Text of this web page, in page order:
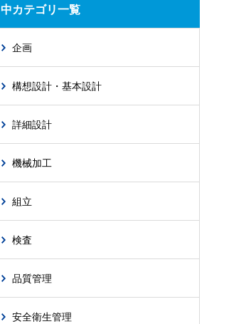
中カテゴリ一覧
企画
構想設計・基本設計
詳細設計
機械加工
組立
検査
品質管理
安全衛生管理